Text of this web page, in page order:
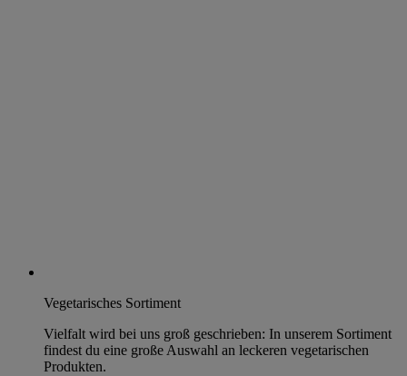
Vegetarisches Sortiment
Vielfalt wird bei uns groß geschrieben: In unserem Sortiment
findest du eine große Auswahl an leckeren vegetarischen
Produkten.